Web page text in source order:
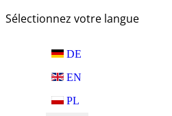
Sélectionnez votre langue
DE
EN
PL